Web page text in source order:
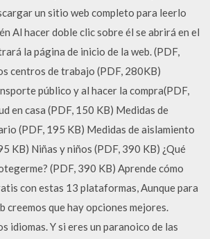
un sitio web completo para leerlo
Al hacer doble clic sobre él se abrirá en el
la página de inicio de la web. (PDF,
centros de trabajo (PDF, 280KB)
público y al hacer la compra(PDF,
en casa (PDF, 150 KB) Medidas de
(PDF, 195 KB) Medidas de aislamiento
KB) Niñas y niños (PDF, 390 KB) ¿Qué
(PDF, 390 KB) Aprende cómo
con estas 13 plataformas, Aunque para
creemos que hay opciones mejores.
idiomas. Y si eres un paranoico de las